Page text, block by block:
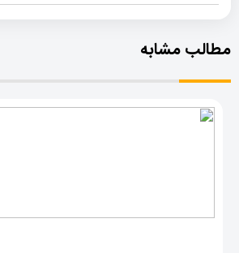
مطالب مشابه